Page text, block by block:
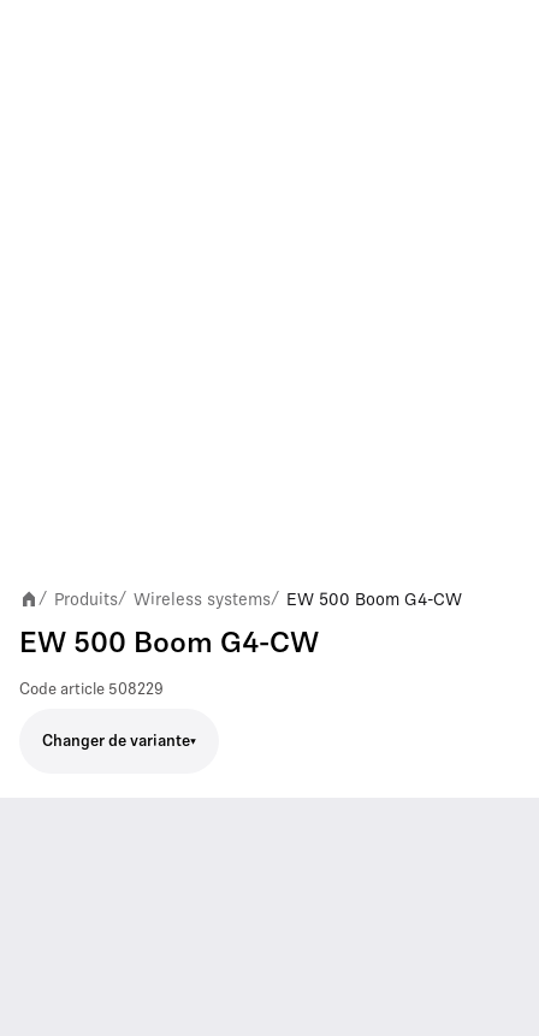
/ Produits/ Wireless systems/ EW 500 Boom G4-CW
EW 500 Boom G4-CW
Code article 508229
Changer de variante